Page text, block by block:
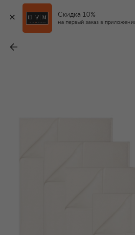
Скидка 10%
на первый заказ в